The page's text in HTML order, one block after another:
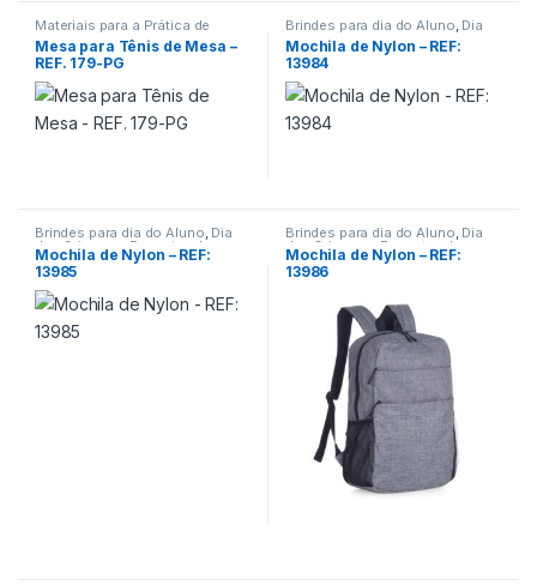
Materiais para a Prática de
Esportes
Mesa para Tênis de Mesa –
REF. 179-PG
Brindes para dia do Aluno Dia
das Crianças,Materiais para a
Prática de Esportes
Viagem/Lazer/Uso Pessoal
Mochila de Nylon – REF:
13984
Brindes para dia do Aluno, Dia
das Crianças,Encontro de
Funcionários,Materiais para a
Prática de Esportes
Mochila de Nylon – REF:
13985
Brindes para dia do Aluno, Dia
das Crianças,Encontro de
Funcionários,Materiais para a
Prática de Esportes
Mochila de Nylon – REF:
13986